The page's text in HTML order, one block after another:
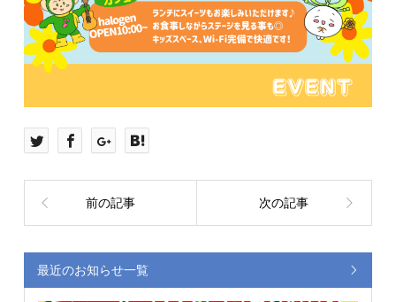
前の記事 次の記事
最近のお知らせ一覧